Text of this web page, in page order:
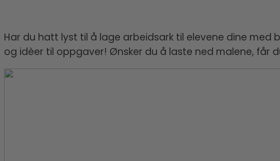
Har du hatt lyst til å lage arbeidsark til elevene dine
og idèer til oppgaver! Ønsker du å laste ned malene, får